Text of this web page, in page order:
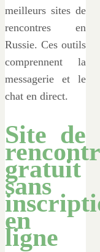
meilleurs sites de
rencontres en
Russie. Ces outils
comprennent la
messagerie et le
chat en direct.
Site de
gratuit
sans
en
ligne